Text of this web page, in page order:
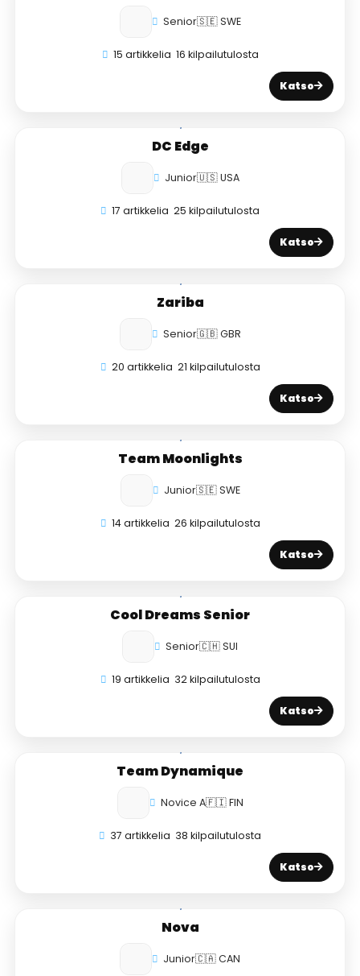
Senior🇸🇪 SWE
15 artikkelia 16 kilpailutulosta
Katso
DC Edge
Junior🇺🇸 USA
17 artikkelia 25 kilpailutulosta
Katso
Zariba
Senior🇬🇧 GBR
20 artikkelia 21 kilpailutulosta
Katso
Team Moonlights
Junior🇸🇪 SWE
14 artikkelia 26 kilpailutulosta
Katso
Cool Dreams Senior
Senior🇨🇭 SUI
19 artikkelia 32 kilpailutulosta
Katso
Team Dynamique
Novice A🇫🇮 FIN
37 artikkelia 38 kilpailutulosta
Katso
Nova
Junior🇨🇦 CAN